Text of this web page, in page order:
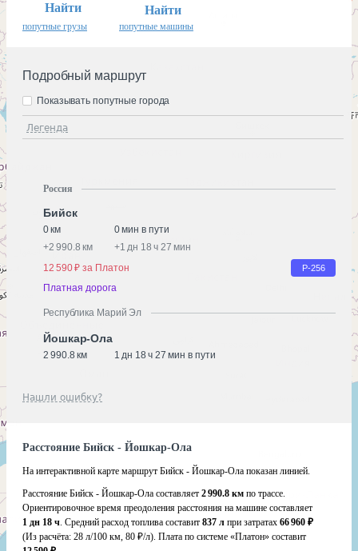
Найти
попутные грузы
Найти
попутные машины
Подробный маршрут
Легенда
Показывать попутные города
Россия
Бийск
0 км
0 мин в пути
+2 990.8 км +1 дн 18 ч 27 мин
12 590 ₽ за Платон
Р-256
Платная дорога
Республика Марий Эл
Йошкар-Ола
2 990.8 км 1 дн 18 ч 27 мин в пути
Нашли ошибку?
Расстояние Бийск - Йошкар-Ола
На интерактивной карте маршрут Бийск - Йошкар-Ола показан линией.
Расстояние Бийск - Йошкар-Ола составляет 2 990.8 км по трассе.
Ориентировочное время преодоления расстояния на машине составляет
1 дн 18 ч. Средний расход топлива составит 837 л при затратах 66 960 ₽
(Из расчёта: 28 л/100 км, 80 ₽/л). Плата по системе «Платон» составит